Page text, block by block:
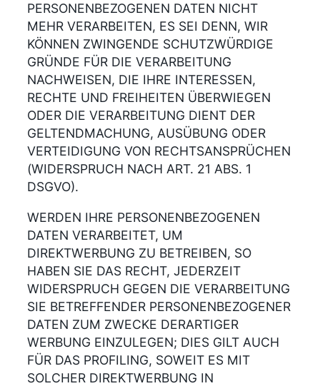
PERSONENBEZOGENEN DATEN NICHT
MEHR VERARBEITEN, ES SEI DENN, WIR
KÖNNEN ZWINGENDE SCHUTZWÜRDIGE
GRÜNDE FÜR DIE VERARBEITUNG
NACHWEISEN, DIE IHRE INTERESSEN,
RECHTE UND FREIHEITEN ÜBERWIEGEN
ODER DIE VERARBEITUNG DIENT DER
GELTENDMACHUNG, AUSÜBUNG ODER
VERTEIDIGUNG VON RECHTSANSPRÜCHEN
(WIDERSPRUCH NACH ART. 21 ABS. 1
DSGVO).
WERDEN IHRE PERSONENBEZOGENEN
DATEN VERARBEITET, UM
DIREKTWERBUNG ZU BETREIBEN, SO
HABEN SIE DAS RECHT, JEDERZEIT
WIDERSPRUCH GEGEN DIE VERARBEITUNG
SIE BETREFFENDER PERSONENBEZOGENER
DATEN ZUM ZWECKE DERARTIGER
WERBUNG EINZULEGEN; DIES GILT AUCH
FÜR DAS PROFILING, SOWEIT ES MIT
SOLCHER DIREKTWERBUNG IN